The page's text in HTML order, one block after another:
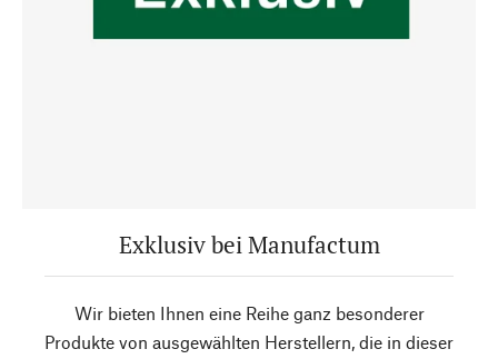
Exklusiv bei Manufactum
Wir bieten Ihnen eine Reihe ganz besonderer
Produkte von ausgewählten Herstellern, die in dieser